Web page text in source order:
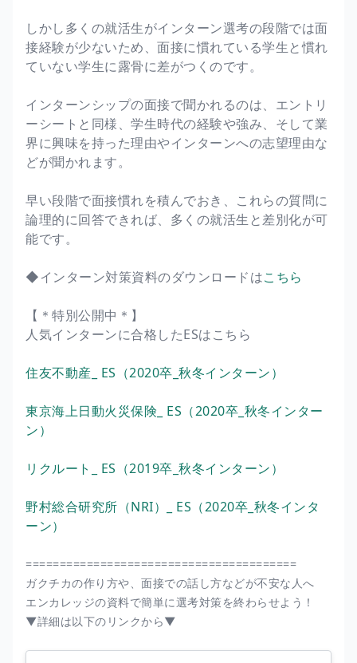
しかし多くの就活生がインターン選考の段階では面
接経験が少ないため、面接に慣れている学生と慣れ
ていない学生に露骨に差がつくのです。
インターンシップの面接で聞かれるのは、エントリ
ーシートと同様、学生時代の経験や強み、そして業
界に興味を持った理由やインターンへの志望理由な
どが聞かれます。
早い段階で面接慣れを積んでおき、これらの質問に
論理的に回答できれば、多くの就活生と差別化が可
能です。
◆インターン対策資料のダウンロードはこちら
【＊特別公開中＊】
人気インターンに合格したESはこちら
住友不動産_ ES（2020卒_秋冬インターン）
東京海上日動火災保険_ ES（2020卒_秋冬インター
ン）
リクルート_ ES（2019卒_秋冬インターン）
野村総合研究所（NRI）_ ES（2020卒_秋冬インタ
ーン）
========================================
ガクチカの作り方や、面接での話し方などが不安な人へ
エンカレッジの資料で簡単に選考対策を終わらせよう！
▼詳細は以下のリンクから▼